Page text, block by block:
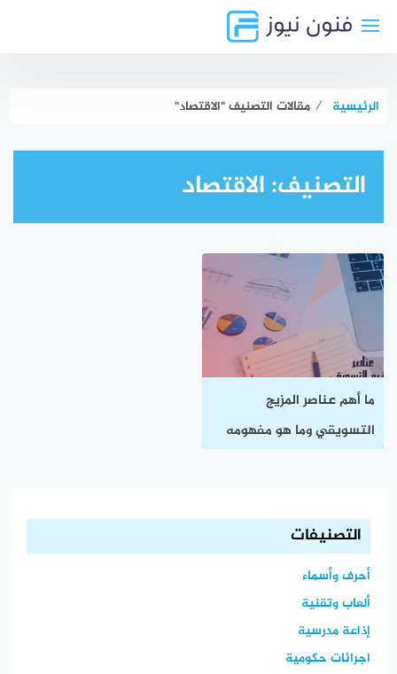
الرئيسية ⁄ مقالات التصنيف "الاقتصاد"
التصنيف:الاقتصاد
ما أهم عناصر المزيج
التسويقي وما هو مفهومه
التصنيفات
أحرف وأسماء
ألعاب وتقنية
إذاعة مدرسية
اجرائات حكومية